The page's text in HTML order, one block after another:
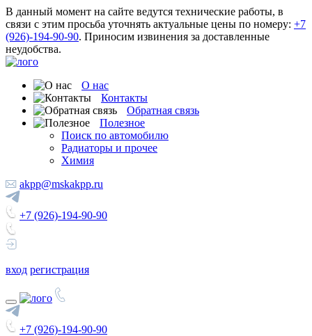
В данный момент на сайте ведутся технические работы, в
связи с этим просьба уточнять актуальные цены по номеру: +7
(926)-194-90-90. Приносим извинения за доставленные
неудобства.
О нас
Контакты
Обратная связь
Полезное
Поиск по автомобилю
Радиаторы и прочее
Химия
akpp@mskakpp.ru
+7 (926)-194-90-90
вход регистрация
+7 (926)-194-90-90